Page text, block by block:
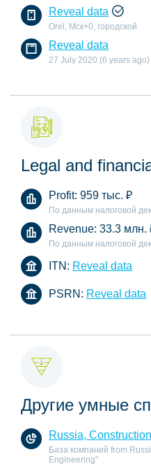
Reveal data
Orel, Мск+0, городской
Reveal data
27 July 2020 (6 years ago)
Legal and
Profit: 959 тыс. ₽
По данным налоговой
Revenue: 33.3 млн.
По данным налоговой
ITN: Reveal data
PSRN: Reveal data
Другие умные
Russia,
База компаний from
Engineering"